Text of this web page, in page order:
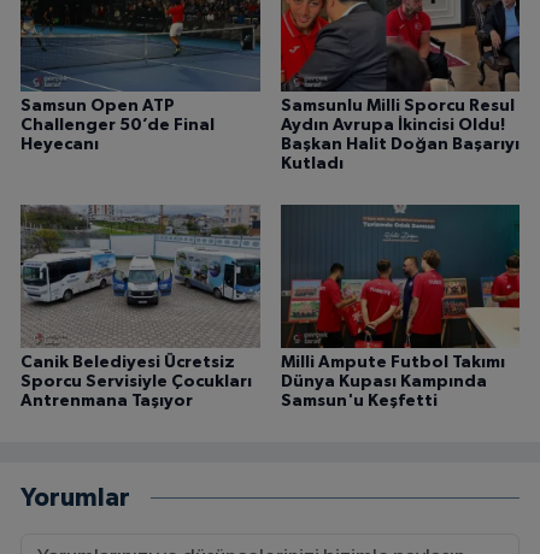
Samsun Open ATP
Challenger 50’de Final
Heyecanı
Samsunlu Milli Sporcu Resul
Aydın Avrupa İkincisi Oldu!
Başkan Halit Doğan Başarıyı
Kutladı
Canik Belediyesi Ücretsiz
Sporcu Servisiyle Çocukları
Antrenmana Taşıyor
Milli Ampute Futbol Takımı
Dünya Kupası Kampında
Samsun'u Keşfetti
Yorumlar